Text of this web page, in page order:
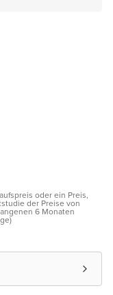
oder ein Preis,
der Preise von
6 Monaten